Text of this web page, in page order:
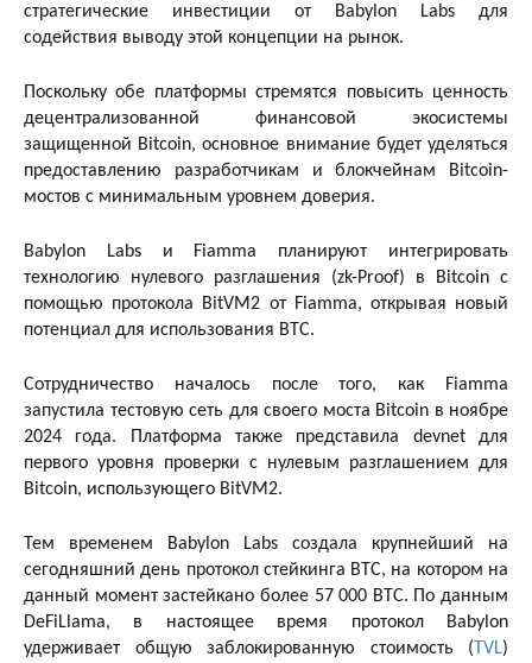
стратегические инвестиции от Babylon Labs для
содействия выводу этой концепции на рынок.
Поскольку обе платформы стремятся повысить ценность
децентрализованной финансовой экосистемы
защищенной Bitcoin, основное внимание будет уделяться
предоставлению разработчикам и блокчейнам Bitcoin-
мостов с минимальным уровнем доверия.
Babylon Labs и Fiamma планируют интегрировать
технологию нулевого разглашения (zk-Proof) в Bitcoin с
помощью протокола BitVM2 от Fiamma, открывая новый
потенциал для использования BTC.
Сотрудничество началось после того, как Fiamma
запустила тестовую сеть для своего моста Bitcoin в ноябре
2024 года. Платформа также представила devnet для
первого уровня проверки с нулевым разглашением для
Bitcoin, использующего BitVM2.
Тем временем Babylon Labs создала крупнейший на
сегодняшний день протокол стейкинга BTC, на котором на
данный момент застейкано более 57 000 BTC. По данным
DeFiLlama, в настоящее время протокол Babylon
удерживает общую заблокированную стоимость ( TVL)